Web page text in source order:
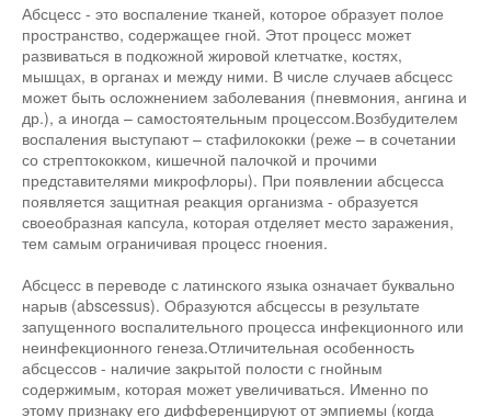
Абсцесс - это воспаление тканей, которое образует полое
пространство, содержащее гной. Этот процесс может
развиваться в подкожной жировой клетчатке, костях,
мышцах, в органах и между ними. В числе случаев абсцесс
может быть осложнением заболевания (пневмония, ангина и
др.), а иногда – самостоятельным процессом.Возбудителем
воспаления выступают – стафилококки (реже – в сочетании
со стрептококком, кишечной палочкой и прочими
представителями микрофлоры). При появлении абсцесса
появляется защитная реакция организма - образуется
своеобразная капсула, которая отделяет место заражения,
тем самым ограничивая процесс гноения.
Абсцесс в переводе с латинского языка означает буквально
нарыв (abscessus). Образуются абсцессы в результате
запущенного воспалительного процесса инфекционного или
неинфекционного генеза.Отличительная особенность
абсцессов - наличие закрытой полости с гнойным
содержимым, которая может увеличиваться. Именно по
этому признаку его дифференцируют от эмпиемы (когда